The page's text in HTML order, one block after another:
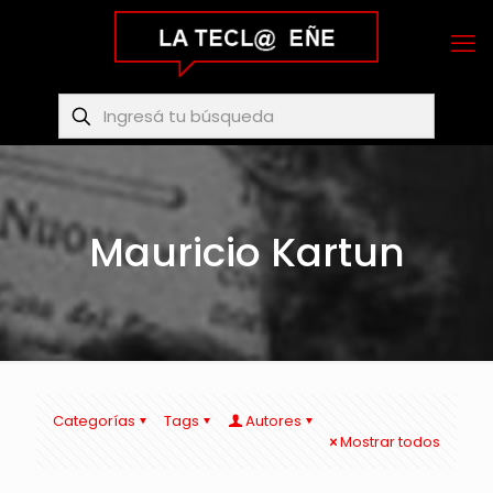
Mauricio Kartun
Categorías Tags
Autores
Mostrar todos